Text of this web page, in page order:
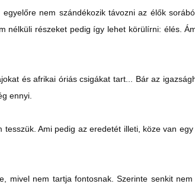
nem szándékozik távozni az élők
részeket pedig így lehet körülírni: élés.
és afrikai óriás csigákat tart... Bár az
ennyi.
Ami pedig az eredetét illeti, köze van
mivel nem tartja fontosnak. Szerinte senkit